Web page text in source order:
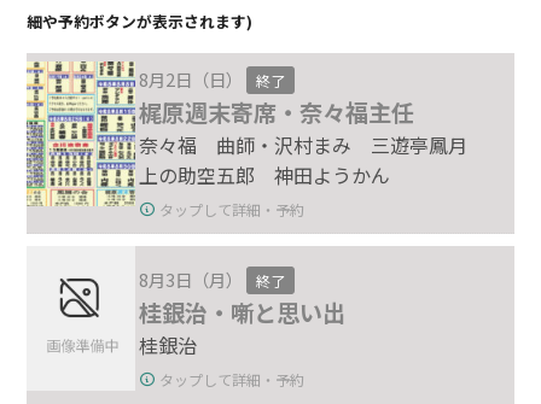
細や予約ボタンが表示されます)
8月2日（日） 終了
梶原週末寄席・奈々福主任
奈々福 曲師・沢村まみ 三遊亭鳳月
上の助空五郎 神田ようかん
タップして詳細・予約
8月3日（月） 終了
桂銀治・噺と思い出
桂銀治
タップして詳細・予約